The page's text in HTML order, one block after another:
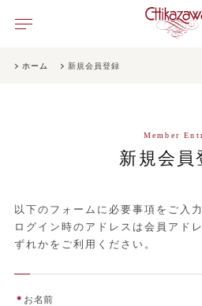
ホーム 新規会員登録
Member
新規会員
以下のフォームに必要事項をご入
ログイン時のアドレスは会員アド
ずれかをご利用ください。
＊ お名前